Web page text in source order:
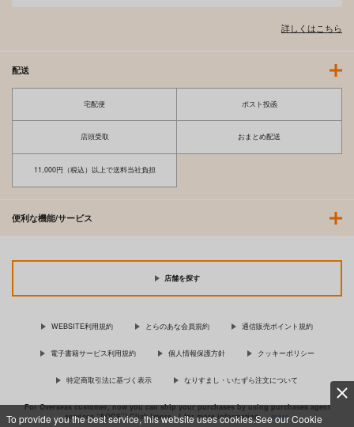
To provide you the best service, this website uses cookies.See our Cookie
詳しくはこちら
配送
宅配便 ポスト投函
店頭受取 おまとめ配送
11,000円（税込）以上で送料当社負担
便利な機能/サービス
店舗を探す
WEBSITE利用規約 とらのあな会員規約 通信販売ポイント規約
電子書籍サービス利用規約 個人情報保護方針 クッキーポリシー
特定商取引法に基づく表示 なりすまし・いたずら注文について
For Overseas customer, now you can ship your purchases by using purchases agent
services “AOCS”! Click {more…} for more information …more